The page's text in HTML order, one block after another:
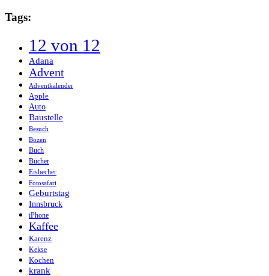
Tags:
12 von 12
Adana
Advent
Adventkalender
Apple
Auto
Baustelle
Besuch
Bozen
Buch
Bücher
Eisbecher
Fotosafari
Geburtstag
Innsbruck
iPhone
Kaffee
Karenz
Kekse
Kochen
krank